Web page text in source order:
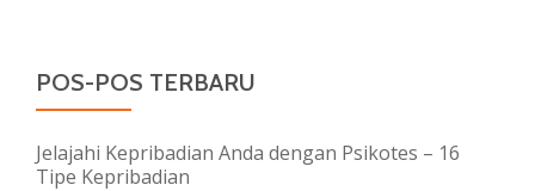
POS-POS TERBARU
Jelajahi Kepribadian Anda dengan Psikotes – 16
Tipe Kepribadian